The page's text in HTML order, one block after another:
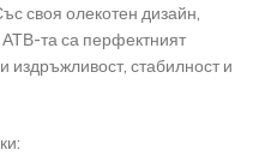
своя олекотен дизайн,
АТВ-та са перфектният
издръжливост, стабилност и